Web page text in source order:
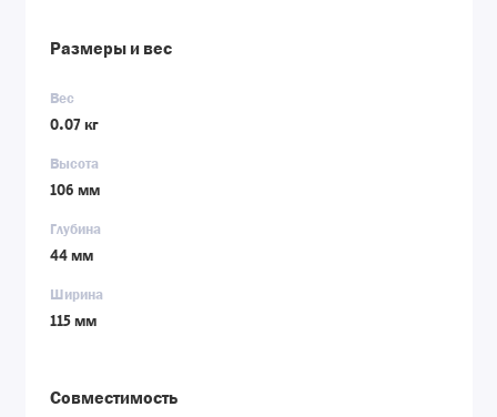
Размеры и вес
Вес
0.07 кг
Высота
106 мм
Глубина
44 мм
Ширина
115 мм
Совместимость